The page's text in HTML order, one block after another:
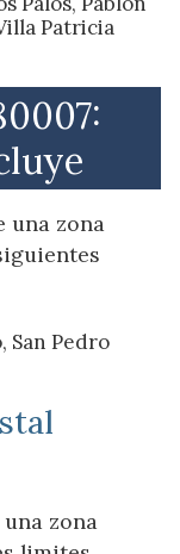
Patricia
una zona
San Pedro
zona